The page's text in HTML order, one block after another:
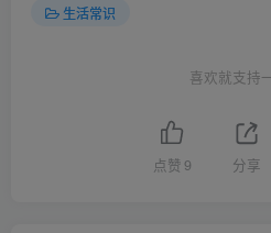
生活常识
喜欢就支持
点赞 9 分享